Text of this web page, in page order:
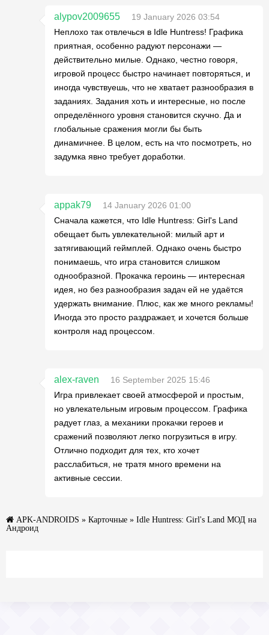
alypov2009655
19 January 2026 03:54
Неплохо так отвлечься в Idle Huntress! Графика
приятная, особенно радуют персонажи —
действительно милые. Однако, честно говоря,
игровой процесс быстро начинает повторяться, и
иногда чувствуешь, что не хватает разнообразия в
заданиях. Задания хоть и интересные, но после
определённого уровня становится скучно. Да и
глобальные сражения могли бы быть
динамичнее. В целом, есть на что посмотреть, но
задумка явно требует доработки.
appak79
14 January 2026 01:00
Сначала кажется, что Idle Huntress: Girl's Land
обещает быть увлекательной: милый арт и
затягивающий геймплей. Однако очень быстро
понимаешь, что игра становится слишком
однообразной. Прокачка героинь — интересная
идея, но без разнообразия задач ей не удаётся
удержать внимание. Плюс, как же много рекламы!
Иногда это просто раздражает, и хочется больше
контроля над процессом.
alex-raven
16 September 2025 15:46
Игра привлекает своей атмосферой и простым,
но увлекательным игровым процессом. Графика
радует глаз, а механики прокачки героев и
сражений позволяют легко погрузиться в игру.
Отлично подходит для тех, кто хочет
расслабиться, не тратя много времени на
активные сессии.
APK-ANDROIDS » Карточные » Idle Huntress: Girl's Land МОД на
Андроид